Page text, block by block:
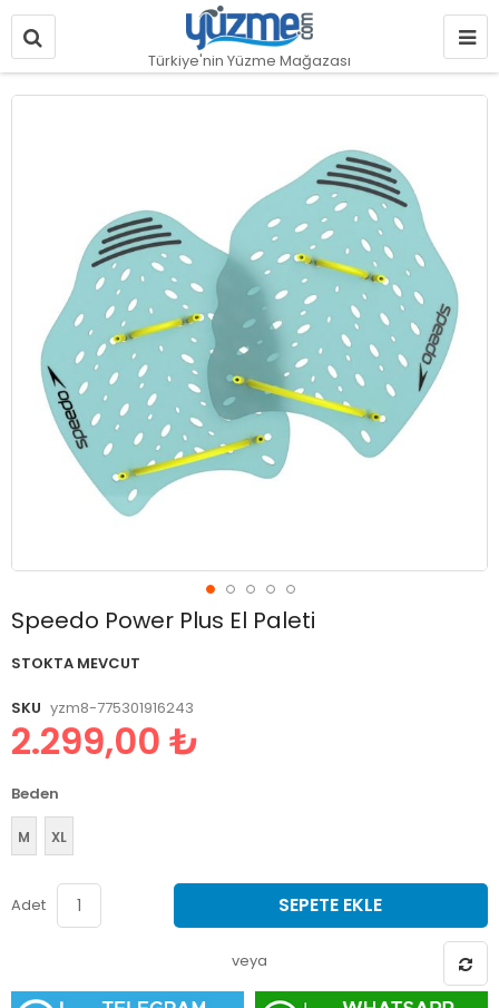
Türkiye'nin Yüzme Mağazası
Speedo Power Plus El Paleti
STOKTA MEVCUT
SKU yzm8-775301916243
2.299,00 ₺
Beden
M XL
Adet SEPETE EKLE
veya
Resim
Resim
galerisinin
başlangıcına